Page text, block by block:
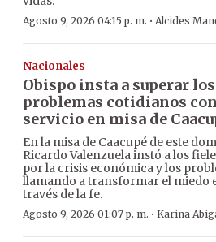
Agosto 9, 2026 04:15 p. m. · Alcides
Nacionales
Obispo insta a superar los
problemas cotidianos
servicio en misa de
En la misa de Caacupé de este
Ricardo Valenzuela instó a los
por la crisis económica y los
llamando a transformar el miedo
través de la fe.
Agosto 9, 2026 01:07 p. m. · Karina